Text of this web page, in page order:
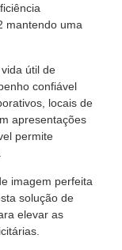
mantendo uma
útil de
confiável
locais de
apresentações
permite
imagem perfeita
solução de
elevar as